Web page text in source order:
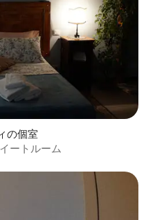
の個室
ートルーム